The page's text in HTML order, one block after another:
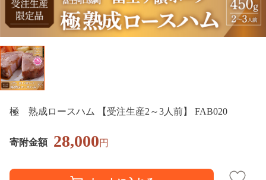
極 熟成ロースハム 【受注生産2～3人前】 FAB020
寄附金額 28,000円